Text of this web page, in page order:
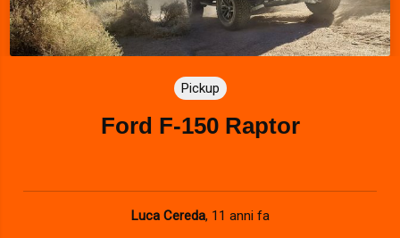
Pickup
Ford F-150 Raptor
Luca Cereda, 11 anni fa